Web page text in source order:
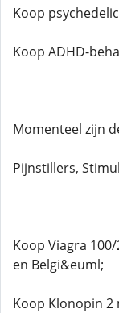
Koop
Koop ADHD-
Momenteel zijn
Pijnstillers,
Koop Viagra
en Belgi&euml;
Koop Klonopin